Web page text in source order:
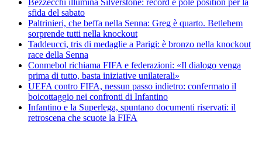
Bezzecchi illumina Silverstone: record e pole position per la
sfida del sabato
Paltrinieri, che beffa nella Senna: Greg è quarto. Betlehem
sorprende tutti nella knockout
Taddeucci, tris di medaglie a Parigi: è bronzo nella knockout
race della Senna
Conmebol richiama FIFA e federazioni: «Il dialogo venga
prima di tutto, basta iniziative unilaterali»
UEFA contro FIFA, nessun passo indietro: confermato il
boicottaggio nei confronti di Infantino
Infantino e la Superlega, spuntano documenti riservati: il
retroscena che scuote la FIFA